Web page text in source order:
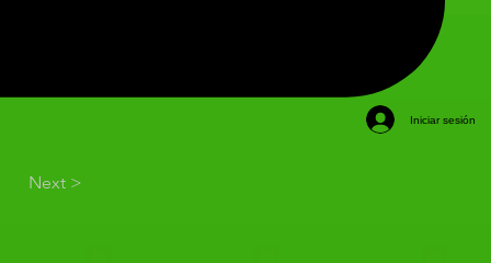
Iniciar sesión
Next >